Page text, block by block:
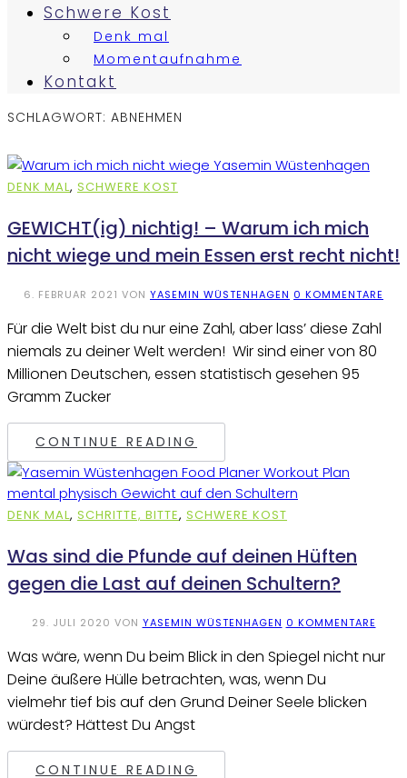
Schwere Kost
Denk mal
Momentaufnahme
Kontakt
SCHLAGWORT: ABNEHMEN
DENK MAL, SCHWERE KOST
GEWICHT(ig) nichtig! – Warum ich mich
nicht wiege und mein Essen erst recht nicht!
6. FEBRUAR 2021 VON YASEMIN WÜSTENHAGEN 0 KOMMENTARE
Für die Welt bist du nur eine Zahl, aber lass’ diese Zahl
niemals zu deiner Welt werden! Wir sind einer von 80
Millionen Deutschen, essen statistisch gesehen 95
Gramm Zucker
CONTINUE READING
DENK MAL, SCHRITTE, BITTE, SCHWERE KOST
Was sind die Pfunde auf deinen Hüften
gegen die Last auf deinen Schultern?
29. JULI 2020 VON YASEMIN WÜSTENHAGEN 0 KOMMENTARE
Was wäre, wenn Du beim Blick in den Spiegel nicht nur
Deine äußere Hülle betrachten, was, wenn Du
vielmehr tief bis auf den Grund Deiner Seele blicken
würdest? Hättest Du Angst
CONTINUE READING